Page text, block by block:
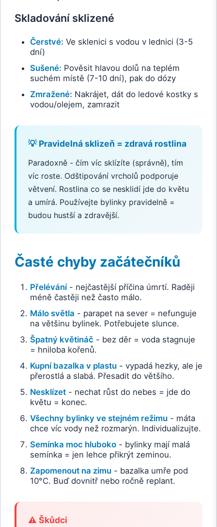
Skladování sklizené
Čerstvé: Ve sklenici s vodou v lednici (3-5
dní)
Sušené: Pověsit hlavou dolů na teplém
suchém místě (7-10 dní), pak do dózy
Zmražené: Nakrájet, dát do ledové kostky s
vodou/olejem, zamrazit
💡 Pravidelná sklizeň = zdravá rostlina
Paradoxně - čím víc sklízíte (správně), tím
víc roste. Odštipování vrcholů podporuje
větvení. Rostlina co se nesklidí jde do květu
a umírá. Používejte bylinky pravidelně =
budou hustší a zdravější.
Časté chyby začátečníků
Přelévání- nejčastější příčina úmrtí. Raději
méně častěji než často málo.
Málo světla - parapet na sever = nefunguje
na většinu bylinek. Potřebujete slunce.
Špatný květináč - bez děr = voda stagnuje
= hniloba kořenů.
Kupní bazalka v plastu- vypadá hezky, ale je
přerostlá a slabá. Přesadit do většího.
Nesklízet- nechat růst do nebes = jde do
květu = konec.
Všechny bylinky ve stejném režimu- máta
chce víc vody než rozmarýn. Individualizujte.
Semínka moc hluboko- bylinky mají malá
semínka = jen lehce přikrýt zeminou.
Zapomenout na zimu- bazalka umře pod
10°C. Buď dovnitř nebo ročně replant.
⚠️ Škůdci